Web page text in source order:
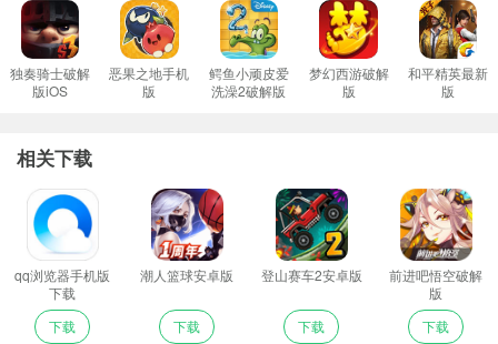
独奏骑士破解
版iOS
恶果之地手机
版
鳄鱼小顽皮爱
洗澡2破解版
梦幻西游破解
版
和平精英最新
版
相关下载
qq浏览器手机版
下载
下载
潮人篮球安卓版
下载
登山赛车2安卓版
下载
前进吧悟空破解
版
下载